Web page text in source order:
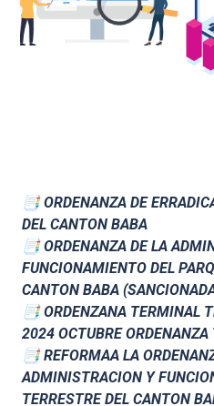
📑 ORDENANZA DE
DEL CANTON BABA
📑 ORDENANZA DE LA
FUNCIONAMIENTO DEL
CANTON BABA
📑 ORDENZANA TERMINAL
2024 OCTUBRE
📑 REFORMAA LA
ADMINISTRACION Y
TERRESTRE DEL CANTON